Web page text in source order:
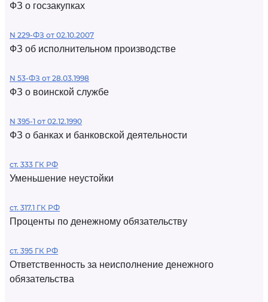
ФЗ о госзакупках
N 229-ФЗ от 02.10.2007
ФЗ об исполнительном производстве
N 53-ФЗ от 28.03.1998
ФЗ о воинской службе
N 395-1 от 02.12.1990
ФЗ о банках и банковской деятельности
ст. 333 ГК РФ
Уменьшение неустойки
ст. 317.1 ГК РФ
Проценты по денежному обязательству
ст. 395 ГК РФ
Ответственность за неисполнение денежного
обязательства